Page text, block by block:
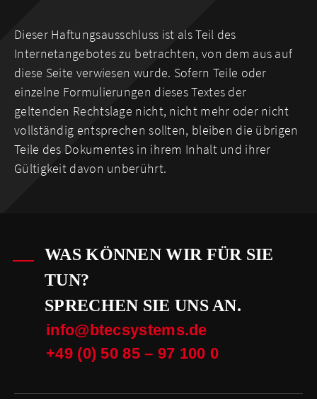
Dieser Haftungsausschluss ist als Teil des
Internetangebotes zu betrachten, von dem aus auf
diese Seite verwiesen wurde. Sofern Teile oder
einzelne Formulierungen dieses Textes der
geltenden Rechtslage nicht, nicht mehr oder nicht
vollständig entsprechen sollten, bleiben die übrigen
Teile des Dokumentes in ihrem Inhalt und ihrer
Gültigkeit davon unberührt.
WAS KÖNNEN WIR FÜR SIE
TUN?
SPRECHEN SIE UNS AN.
info@btecsystems.de
+49 (0) 50 85 – 97 100 0